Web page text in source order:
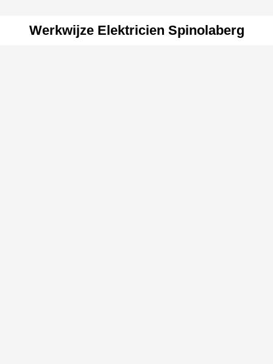
Werkwijze Elektricien Spinolaberg